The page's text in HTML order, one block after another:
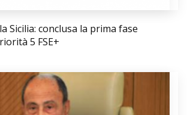
Sicilia: conclusa la prima fase
5 FSE+